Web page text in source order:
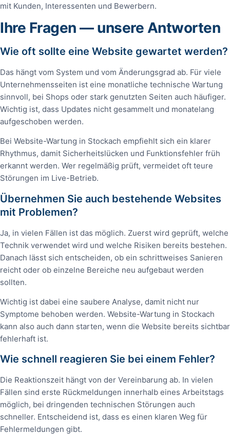
mit Kunden, Interessenten und Bewerbern.
Ihre Fragen — unsere Antworten
Wie oft sollte eine Website gewartet werden?
Das hängt vom System und vom Änderungsgrad ab. Für viele
Unternehmensseiten ist eine monatliche technische Wartung
sinnvoll, bei Shops oder stark genutzten Seiten auch häufiger.
Wichtig ist, dass Updates nicht gesammelt und monatelang
aufgeschoben werden.
Bei Website-Wartung in Stockach empfiehlt sich ein klarer
Rhythmus, damit Sicherheitslücken und Funktionsfehler früh
erkannt werden. Wer regelmäßig prüft, vermeidet oft teure
Störungen im Live-Betrieb.
Übernehmen Sie auch bestehende Websites
mit Problemen?
Ja, in vielen Fällen ist das möglich. Zuerst wird geprüft, welche
Technik verwendet wird und welche Risiken bereits bestehen.
Danach lässt sich entscheiden, ob ein schrittweises Sanieren
reicht oder ob einzelne Bereiche neu aufgebaut werden
sollten.
Wichtig ist dabei eine saubere Analyse, damit nicht nur
Symptome behoben werden. Website-Wartung in Stockach
kann also auch dann starten, wenn die Website bereits sichtbar
fehlerhaft ist.
Wie schnell reagieren Sie bei einem Fehler?
Die Reaktionszeit hängt von der Vereinbarung ab. In vielen
Fällen sind erste Rückmeldungen innerhalb eines Arbeitstags
möglich, bei dringenden technischen Störungen auch
schneller. Entscheidend ist, dass es einen klaren Weg für
Fehlermeldungen gibt.